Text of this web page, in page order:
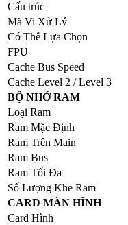
Cấu trúc
Mã Vi Xử Lý
Có Thể Lựa Chọn
FPU
Cache Bus Speed
Cache Level 2 / Level 3
BỘ NHỚ RAM
Loại Ram
Ram Mặc Định
Ram Trên Main
Ram Bus
Ram Tối Đa
Số Lượng Khe Ram
CARD MÀN HÌNH
Card Hình